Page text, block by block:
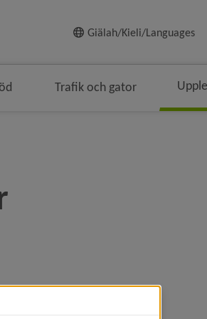
Giälah/Kieli/Languages
Trafik och gator